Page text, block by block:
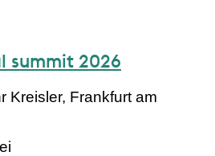
summit 2026
Kreisler, Frankfurt am